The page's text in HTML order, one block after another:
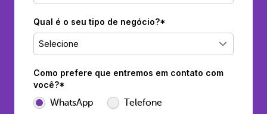
Qual é o seu tipo de negócio?*
Selecione
Como prefere que entremos em contato com
você?*
WhatsApp Telefone